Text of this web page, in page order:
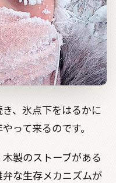
、氷点下をはるかに
って来るのです。
製のストーブがある
な生存メカニズムが